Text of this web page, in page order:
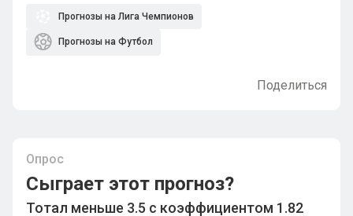
Прогнозы на Лига Чемпионов
Прогнозы на Футбол
Поделиться
Опрос
Сыграет этот прогноз?
Тотал меньше 3.5 с коэффициентом 1.82